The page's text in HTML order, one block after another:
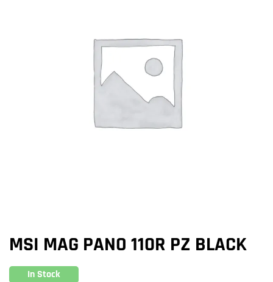
MSI MAG PANO 110R PZ BLACK
In Stock